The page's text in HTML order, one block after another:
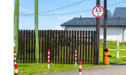
Электричество
15 кВт на участок
Газ
Магистральный